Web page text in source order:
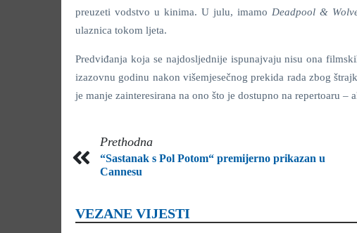
preuzeti vodstvo u kinima. U julu, imamo Deadpool &
ulaznica tokom ljeta.
Predviđanja koja se najdosljednije ispunajvaju nisu ona
izazovnu godinu nakon višemjesečnog prekida rada zbog
je manje zainteresirana na ono što je dostupno na repertoaru
Prethodna
“Sastanak s Pol Potom“ premijerno prikazan u
Cannesu
VEZANE VIJESTI